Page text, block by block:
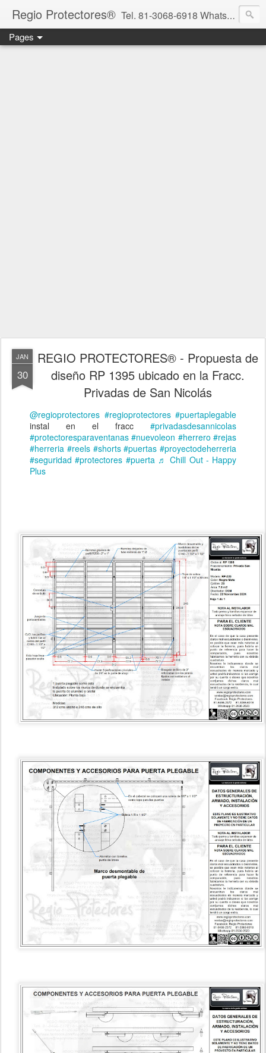
Regio Protectores® Tel. 81-3068-6918 WhatsApp 81-2636-2823 / 33-1145-3780 cotizacionregioprotectores@gmail.com / regioprotectores@gmail.com https://www.facebook.com/RegioProtectores/
Pages
JAN
30
REGIO PROTECTORES® - Propuesta de
diseño RP 1395 ubicado en la Fracc.
Privadas de San Nicolás
@regioprotectores #regioprotectores #puertaplegable
instal en el fracc #privadasdesannicolas
#protectoresparaventanas #nuevoleon #herrero #rejas
#herreria #reels #shorts #puertas #proyectodeherreria
#seguridad #protectores #puerta ♬ Chill Out - Happy
Plus